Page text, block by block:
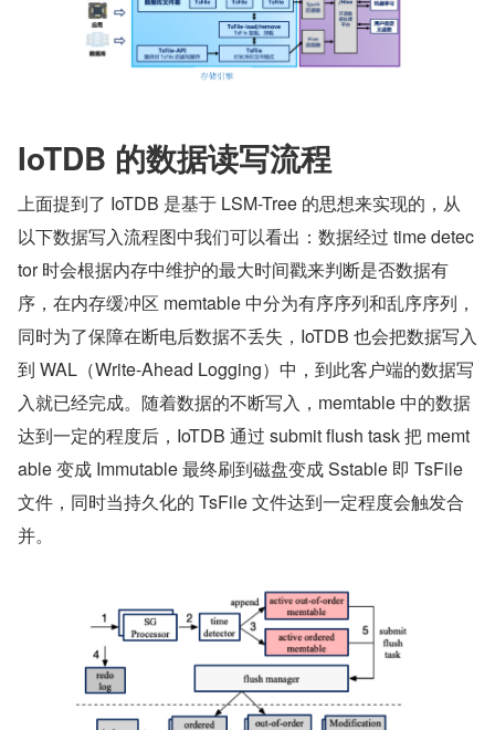
IoTDB 的数据读写流程
上面提到了 IoTDB 是基于 LSM-Tree 的思想来实现的，从
以下数据写入流程图中我们可以看出：数据经过 time detec
tor 时会根据内存中维护的最大时间戳来判断是否数据有
序，在内存缓冲区 memtable 中分为有序序列和乱序序列，
同时为了保障在断电后数据不丢失，IoTDB 也会把数据写入
到 WAL（Write-Ahead Logging）中，到此客户端的数据写
入就已经完成。随着数据的不断写入，memtable 中的数据
达到一定的程度后，IoTDB 通过 submit flush task 把 memt
able 变成 Immutable 最终刷到磁盘变成 Sstable 即 TsFile
文件，同时当持久化的 TsFile 文件达到一定程度会触发合
并。